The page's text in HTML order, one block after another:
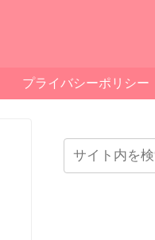
プライバシーポリシー